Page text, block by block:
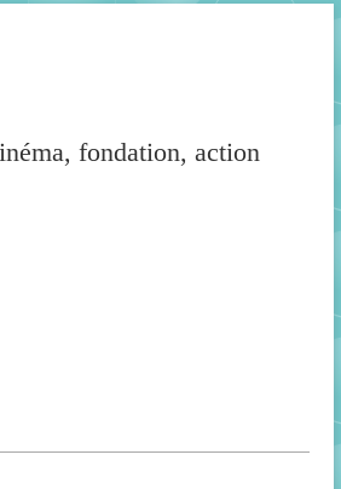
fondation, action